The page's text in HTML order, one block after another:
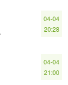
04-04
20:28
04-04
21:00